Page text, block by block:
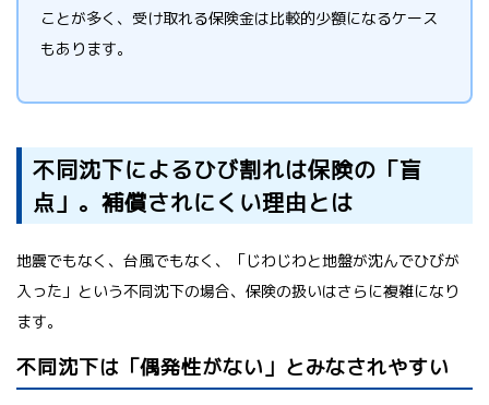
ことが多く、受け取れる保険金は比較的少額になるケース
もあります。
不同沈下によるひび割れは保険の「盲
点」。補償されにくい理由とは
地震でもなく、台風でもなく、「じわじわと地盤が沈んでひびが
入った」という不同沈下の場合、保険の扱いはさらに複雑になり
ます。
不同沈下は「偶発性がない」とみなされやすい